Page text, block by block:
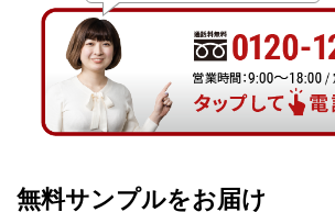
無料サンプルをお届け